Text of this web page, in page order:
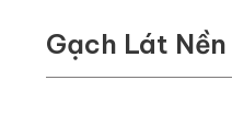
Gạch Lát